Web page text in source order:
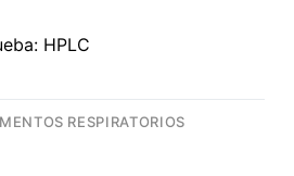
HPLC
RESPIRATORIOS